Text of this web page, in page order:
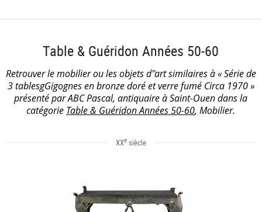
Table & Guéridon Années 50-60
Retrouver le mobilier ou les objets d''art similaires à « Série de
3 tablesgGigognes en bronze doré et verre fumé Circa 1970 »
présenté par ABC Pascal, antiquaire à Saint-Ouen dans la
catégorie Table & Guéridon Années 50-60, Mobilier.
XXesiècle